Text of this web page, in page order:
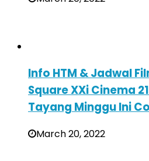
Info HTM & Jadwal
Square XXi Cinema
Tayang Minggu Ini
March 20, 2022